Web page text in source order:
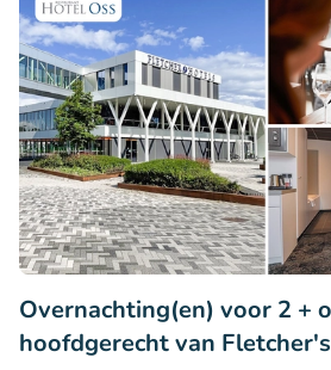
Overnachting(en) voor 2 +
hoofdgerecht van